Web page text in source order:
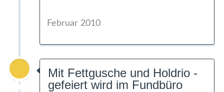
Februar 2010
Mit Fettgusche und Holdrio -
gefeiert wird im Fundbüro